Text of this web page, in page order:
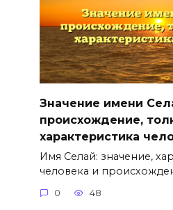
Значение имени
происхождение,
характеристика
Имя Селай: значение,
человека и
0 48